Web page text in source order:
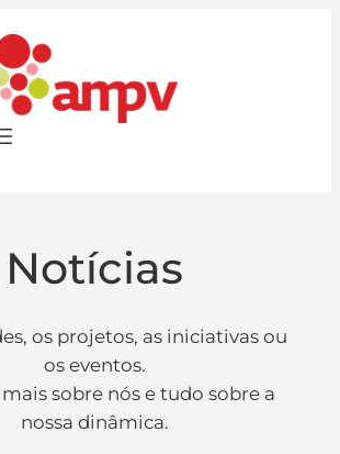
Notícias
os projetos, as iniciativas ou
os eventos.
sobre nós e tudo sobre a
nossa dinâmica.